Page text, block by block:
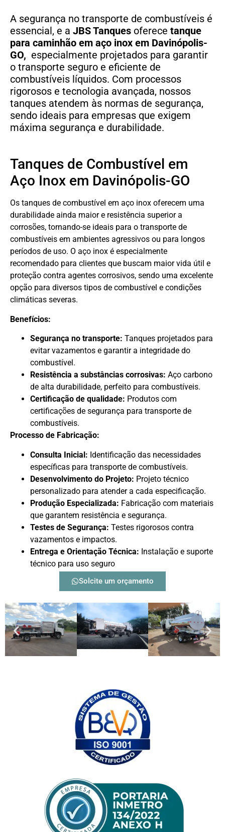
A segurança no transporte de combustíveis é
essencial, e a JBS Tanques oferece tanque
para caminhão em aço inox em Davinópolis-
GO, especialmente projetados para garantir
o transporte seguro e eficiente de
combustíveis líquidos. Com processos
rigorosos e tecnologia avançada, nossos
tanques atendem às normas de segurança,
sendo ideais para empresas que exigem
máxima segurança e durabilidade.
Tanques de Combustível em
Aço Inox em Davinópolis-GO
Os tanques de combustível em aço inox oferecem uma
durabilidade ainda maior e resistência superior a
corrosões, tornando-se ideais para o transporte de
combustíveis em ambientes agressivos ou para longos
períodos de uso. O aço inox é especialmente
recomendado para clientes que buscam maior vida útil e
proteção contra agentes corrosivos, sendo uma excelente
opção para diversos tipos de combustível e condições
climáticas severas.
Benefícios:
Segurança no transporte: Tanques projetados para
evitar vazamentos e garantir a integridade do
combustível.
Resistência a substâncias corrosivas: Aço carbono
de alta durabilidade, perfeito para combustíveis.
Certificação de qualidade: Produtos com
certificações de segurança para transporte de
combustíveis.
Processo de Fabricação:
Consulta Inicial: Identificação das necessidades
específicas para transporte de combustíveis.
Desenvolvimento do Projeto: Projeto técnico
personalizado para atender a cada especificação.
Produção Especializada: Fabricação com materiais
que garantem resistência e segurança.
Testes de Segurança: Testes rigorosos contra
vazamentos e impactos.
Entrega e Orientação Técnica: Instalação e suporte
técnico para uso seguro
Solcite um orçamento